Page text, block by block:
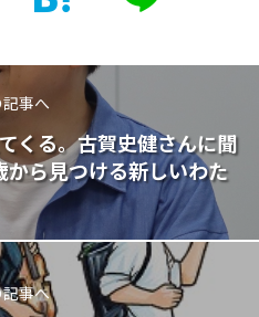
事へ
くる。古賀史健さんに聞
ら見つける新しいわた
事へ